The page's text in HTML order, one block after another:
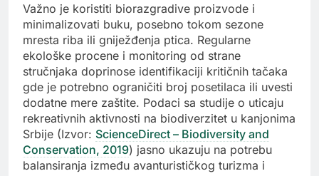
Važno je koristiti biorazgradive proizvode i
minimalizovati buku, posebno tokom sezone
mresta riba ili gniježđenja ptica. Regularne
ekološke procene i monitoring od strane
stručnjaka doprinose identifikaciji kritičnih tačaka
gde je potrebno ograničiti broj posetilaca ili uvesti
dodatne mere zaštite. Podaci sa studije o uticaju
rekreativnih aktivnosti na biodiverzitet u kanjonima
Srbije (Izvor: ScienceDirect – Biodiversity and
Conservation, 2019) jasno ukazuju na potrebu
balansiranja između avanturističkog turizma i